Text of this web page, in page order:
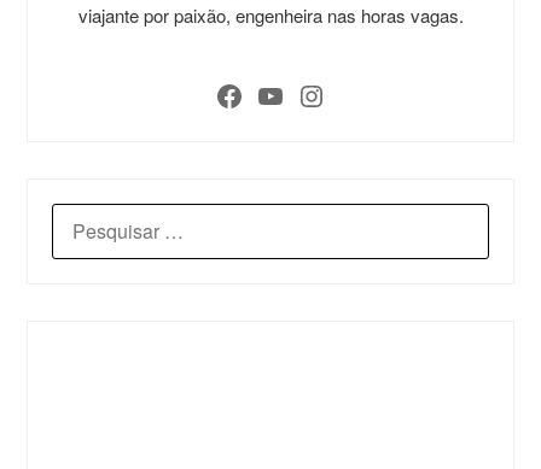
viajante por paixão, engenheira nas horas vagas.